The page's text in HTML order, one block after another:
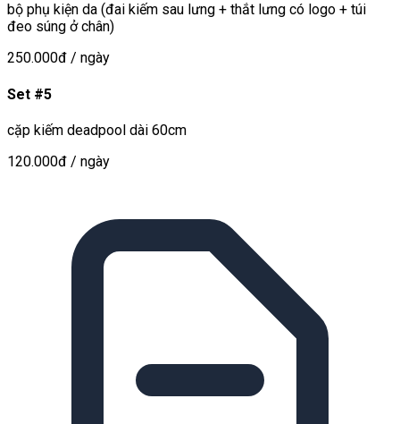
bộ phụ kiện da (đai kiếm sau lưng + thắt lưng có logo + túi
đeo súng ở chân)
250.000đ / ngày
Set #5
cặp kiếm deadpool dài 60cm
120.000đ / ngày